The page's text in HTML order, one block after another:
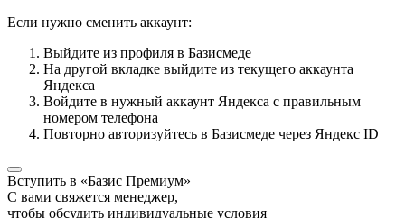
Если нужно сменить аккаунт:
Выйдите из профиля в Базисмеде
На другой вкладке выйдите из текущего аккаунта
Яндекса
Войдите в нужный аккаунт Яндекса с правильным
номером телефона
Повторно авторизуйтесь в Базисмеде через Яндекс ID
Вступить в «Базис Премиум»
С вами свяжется менеджер,
чтобы обсудить индивидуальные условия